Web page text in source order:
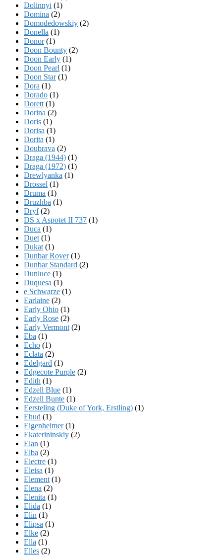
Dolinnyi (1)
Domina (2)
Domodedowskiy (2)
Donella (1)
Donor(1)
Doon Bounty (2)
Doon Early (1)
Doon Pearl (1)
Doon Star(1)
Dora (1)
Dorado (1)
Dorett (1)
Dorina (2)
Doris (1)
Dorisa (1)
Dorita (1)
Doubrava (2)
Draga (1944) (1)
Draga (1972) (1)
Drewlyanka (1)
Drossel (1)
Druma (1)
Druzhba (1)
Dryf(2)
DS x Aspotet II 737 (1)
Duca (1)
Duet (1)
Dukat (1)
Dunbar Rover(1)
Dunbar Standard (2)
Dunluce (1)
Duquesa (1)
e Schwarze (1)
Earlaine (2)
Early Ohio (1)
Early Rose (2)
Early Vermont (2)
Eba (1)
Echo (1)
Eclata (2)
Edelgard (1)
Edgecote Purple (2)
Edith (1)
Edzell Blue (1)
Edzell Bunte (1)
Eersteling (Duke of York, Erstling) (1)
Ehud (1)
Eigenheimer(1)
Ekaterininskiy (2)
Elan (1)
Elba (2)
Electre (1)
Eleisa (1)
Element (1)
Elena (2)
Elenita (1)
Elida (1)
Elin (1)
Elipsa (1)
Elke (2)
Ella (1)
Elles (2)